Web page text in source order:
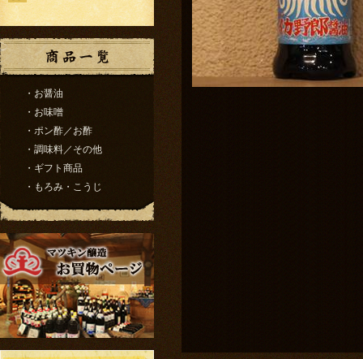
・お醤油
・お味噌
・ポン酢／お酢
・調味料／その他
・ギフト商品
・もろみ・こうじ